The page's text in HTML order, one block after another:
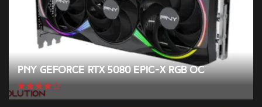
PNY GeForce RTX 5080 EPIC-X RGB OC